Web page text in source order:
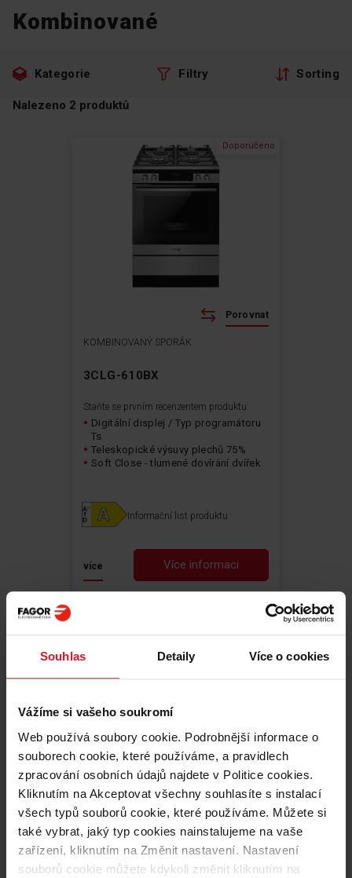
Souhlas Detaily Více o cookies
Vážíme si vašeho soukromí
Web používá soubory cookie. Podrobnější informace o
souborech cookie, které používáme, a pravidlech
zpracování osobních údajů najdete v Politice cookies.
Kliknutím na Akceptovat všechny souhlasíte s instalací
všech typů souborů cookie, které používáme. Můžete si
také vybrat, jaký typ cookies nainstalujeme na vaše
zařízení, kliknutím na Změnit nastavení. Nastavení
souborů cookie můžete kdykoli změnit kliknutím na
Kombinované
na
Kategorie Filtry Sorting
Nalezeno 2 produktů
KOMBINOVANÝ SPORÁK
3CLG-610BX
Více informaci
více
Staňte se prvním recenzentem produktu
Digitální displej / Typ programátoru
Ts
Teleskopické výsuvy plechů 75%
Soft Close - tlumené dovírání dvířek
Informační list produktu
Porovnat
Doporučeno
KOMBINOVANÝ SPORÁK
3CLG-610BB
Porovnat
na